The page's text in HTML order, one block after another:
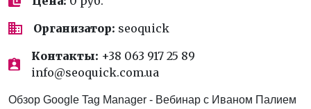
Организатор: seoquick
Контакты: +38 063 917 25 89
info@seoquick.com.ua
Обзор Google Tag Manager - Вебинар с Иваном Палием